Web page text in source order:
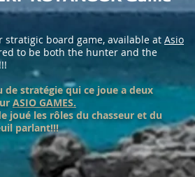
stratigic board game, available at Asio
to be both the hunter and the
de stratégie qui ce joue a deux
ASIO GAMES.
joué les rôles du chasseur et du
parlant!!!